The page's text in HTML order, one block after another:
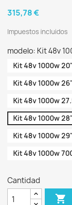
315,78 €
Impuestos incluidos
modelo: Kit 48v
Kit 48v 1000w
Kit 48v 1000w
Kit 48v 1000w
Kit 48v 1000w
Kit 48v 1000w
Kit 48v 1000w
Cantidad
